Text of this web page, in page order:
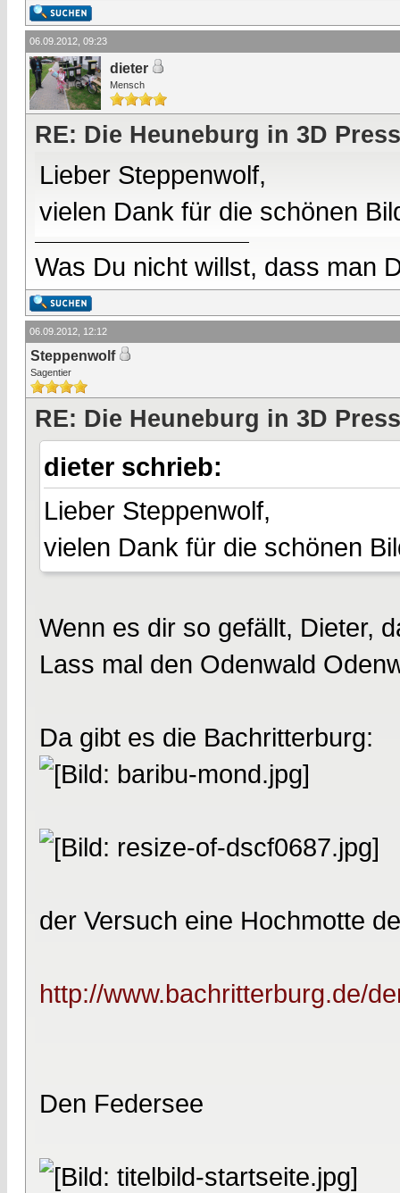
06.09.2012, 09:23
dieter
Mensch
RE: Die Heuneburg in 3D
Lieber Steppenwolf,
vielen Dank für die schönen
Was Du nicht willst, dass man
06.09.2012, 12:12
Steppenwolf
Sagentier
RE: Die Heuneburg in 3D
dieter schrieb:
Lieber Steppenwolf,
vielen Dank für die schönen
Wenn es dir so gefällt, Dieter,
Lass mal den Odenwald
Da gibt es die Bachritterburg:
der Versuch eine Hochmotte
http://www.bachritterburg.de/
Den Federsee